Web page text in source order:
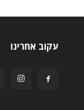
עקוב אחרינו